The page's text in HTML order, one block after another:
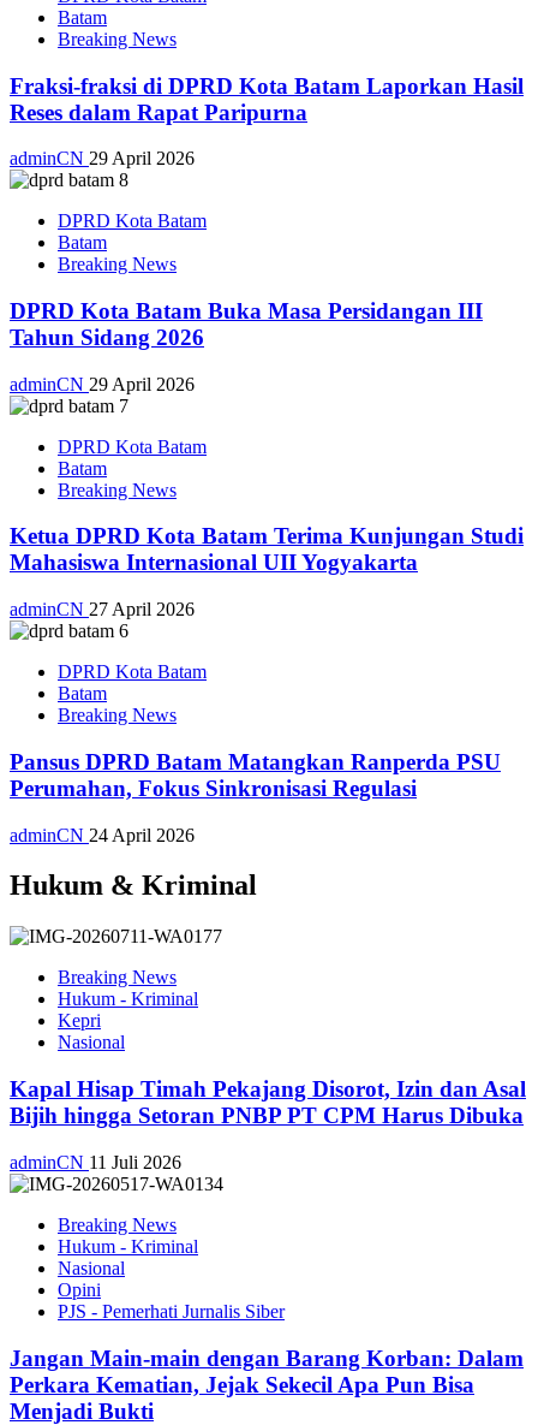
Batam
Breaking News
Fraksi-fraksi di DPRD Kota Batam Laporkan Hasil
Reses dalam Rapat Paripurna
adminCN 29 April 2026
DPRD Kota Batam
Batam
Breaking News
DPRD Kota Batam Buka Masa Persidangan III
Tahun Sidang 2026
adminCN 29 April 2026
DPRD Kota Batam
Batam
Breaking News
Ketua DPRD Kota Batam Terima Kunjungan Studi
Mahasiswa Internasional UII Yogyakarta
adminCN 27 April 2026
DPRD Kota Batam
Batam
Breaking News
Pansus DPRD Batam Matangkan Ranperda PSU
Perumahan, Fokus Sinkronisasi Regulasi
adminCN 24 April 2026
Hukum & Kriminal
Breaking News
Hukum - Kriminal
Kepri
Nasional
Kapal Hisap Timah Pekajang Disorot, Izin dan Asal
Bijih hingga Setoran PNBP PT CPM Harus Dibuka
adminCN 11 Juli 2026
Breaking News
Hukum - Kriminal
Nasional
Opini
PJS - Pemerhati Jurnalis Siber
Jangan Main-main dengan Barang Korban: Dalam
Perkara Kematian, Jejak Sekecil Apa Pun Bisa
Menjadi Bukti